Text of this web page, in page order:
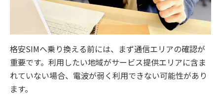
格安SIMへ乗り換える前には、まず通信エリアの確認が
重要です。利用したい地域がサービス提供エリアに含ま
れていない場合、電波が弱く利用できない可能性があり
ます。